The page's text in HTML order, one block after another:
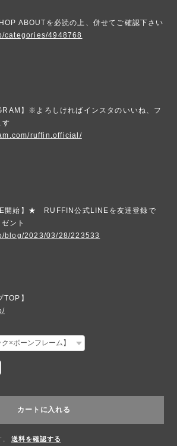
ABOUTを必読の上、併せてご確認下さい
categories/4948768
】※よろしければインスタのいいね、フ
す
ruffin.official/
開始】★ RUFFIN公式LINEを友達登録で
ント
blog/2023/03/28/223533
】
カートに入れる
送料を確認する